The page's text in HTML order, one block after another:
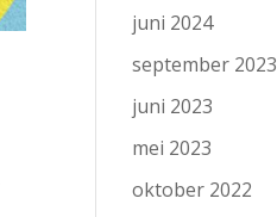
juni 2024
september 2023
juni 2023
mei 2023
oktober 2022